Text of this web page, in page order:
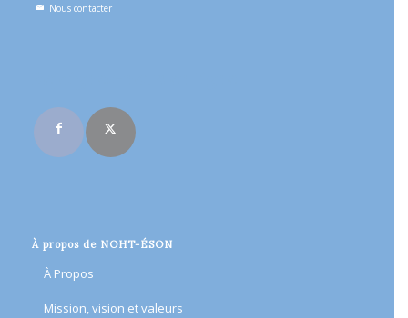
Nous contacter
À propos de NOHT-ÉSON
À Propos
Mission, vision et valeurs